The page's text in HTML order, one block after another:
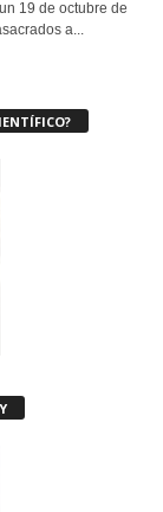
19 de octubre de
a...